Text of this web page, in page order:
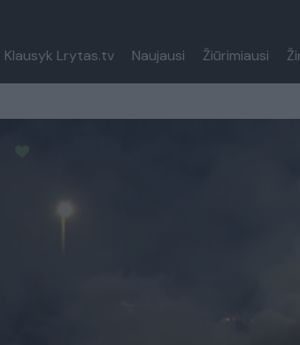
Klausyk Lrytas.tv Naujausi Žiūrimiausi